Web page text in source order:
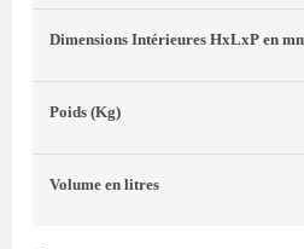
Dimensions Intérieures HxLxP en
Poids (Kg)
Volume en litres